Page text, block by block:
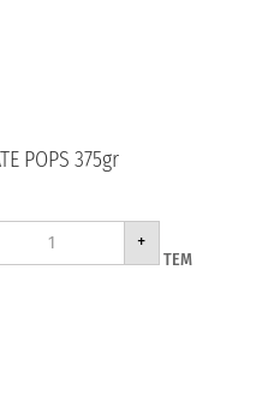
POPS 375gr
+
ΤΕΜ